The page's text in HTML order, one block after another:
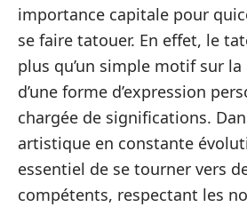
importance capitale pour
se faire tatouer. En effet, le
plus qu’un simple motif sur la
d’une forme d’expression
chargée de significations.
artistique en constante
essentiel de se tourner vers
compétents, respectant les